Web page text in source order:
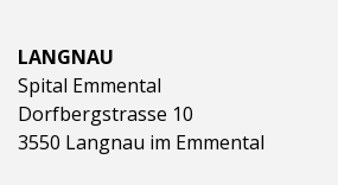
LANGNAU
Spital Emmental
Dorfbergstrasse 10
3550 Langnau im Emmental